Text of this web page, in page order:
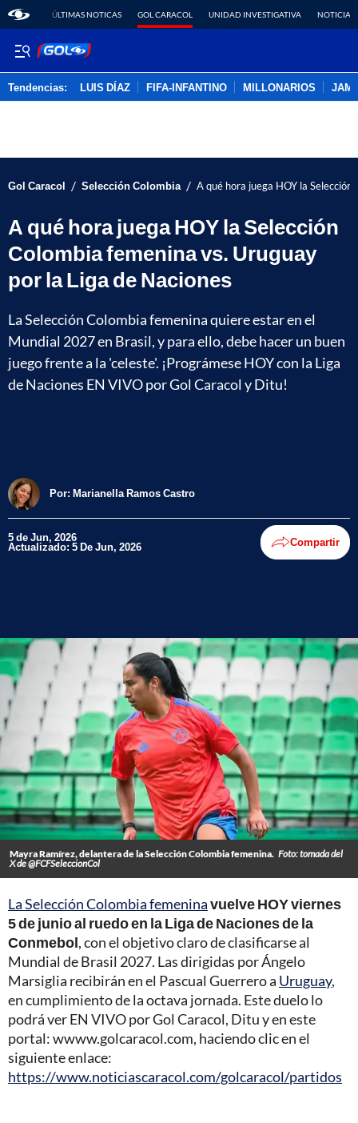
ÚLTIMAS NOTICAS GOL CARACOL UNIDAD INVESTIGATIVA NOTICIAS
Tendencias: LUIS DÍAZ FIFA-INFANTINO MILLONARIOS
Gol Caracol / Selección Colombia / A qué hora juega HOY la
A qué hora juega HOY la Selección
Colombia femenina vs. Uruguay
por la Liga de Naciones
La Selección Colombia femenina quiere estar en el
Mundial 2027 en Brasil, y para ello, debe hacer un buen
juego frente a la 'celeste'. ¡Prográmese HOY con la Liga
de Naciones EN VIVO por Gol Caracol y Ditu!
Por: Marianella Ramos Castro
5 de Jun, 2026
Actualizado: 5 De Jun, 2026 Compartir
Mayra Ramírez, delantera de la Selección Colombia femenina. Foto: tomada del
X de @FCFSeleccionCol
La Selección Colombia femeninavuelve HOY viernes
5 de junio al ruedo en la Liga de Naciones de la
Conmebol, con el objetivo claro de clasificarse al
Mundial de Brasil 2027. Las dirigidas por Ángelo
Marsiglia recibirán en el Pascual Guerrero a Uruguay,
en cumplimiento de la octava jornada. Este duelo lo
podrá ver EN VIVO por Gol Caracol, Ditu y en este
portal: wwww.golcaracol.com, haciendo clic en el
siguiente enlace:
https://www.noticiascaracol.com/golcaracol/partidos